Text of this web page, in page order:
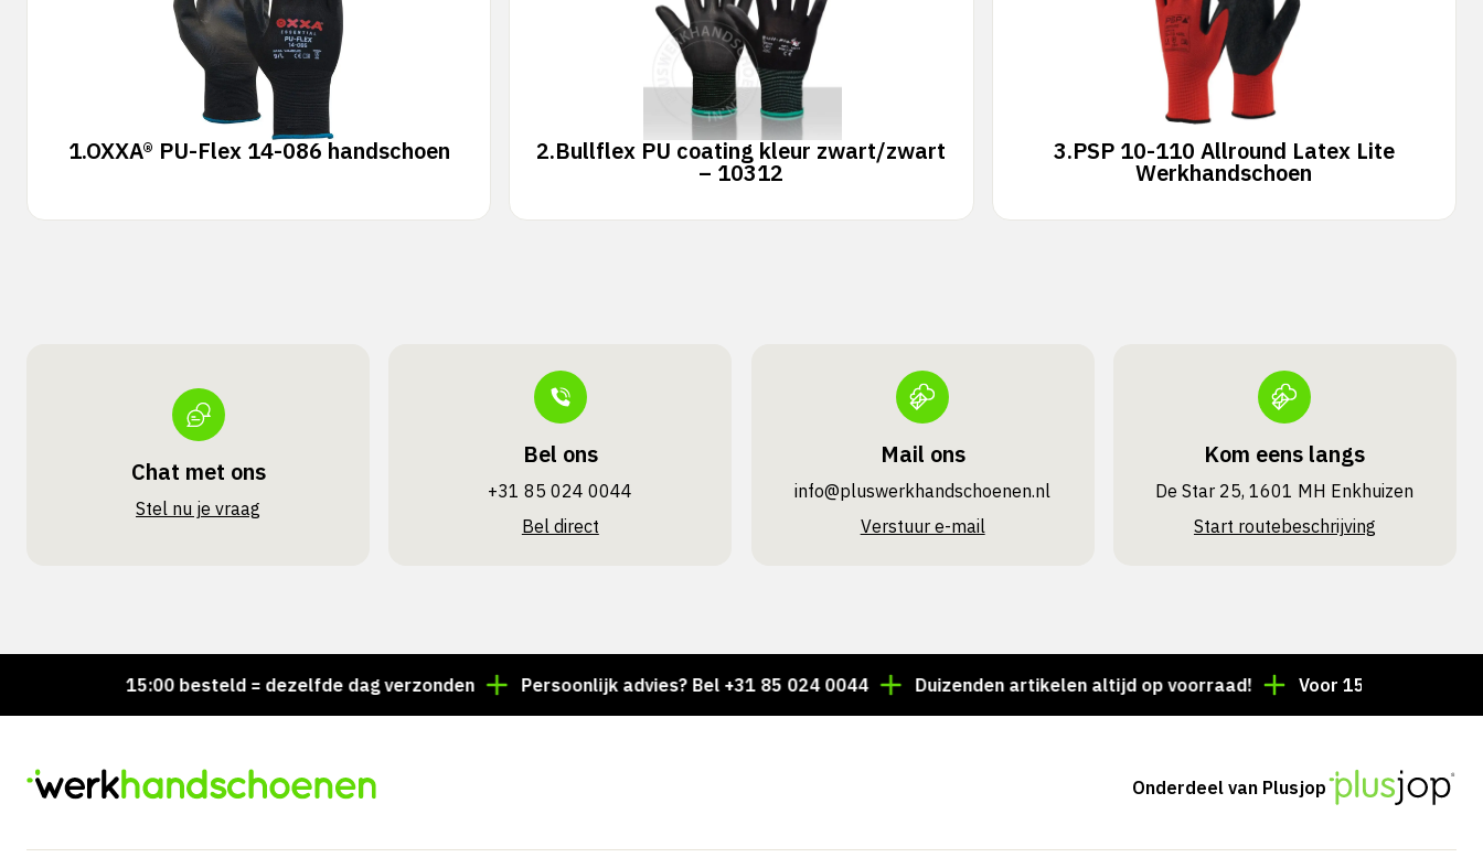
1.OXXA® PU-Flex 14-086 handschoen 2.Bullflex PU coating kleur zwart/zwart
– 10312
3.PSP 10-110 Allround Latex Lite
Werkhandschoen
Chat met ons
Stel nu je vraag
Bel ons
+31 85 024 0044
Bel direct
Mail ons
info@pluswerk­handschoenen.nl
Verstuur e-mail
Kom eens langs
De Star 25, 1601 MH Enkhuizen
Start routebeschrijving
Voor 15:00 besteld = dezelfde dag verzonden Persoonlijk advies? Bel +31 85 024 0044 Duizenden artikelen altijd op voorraad! Voor 15:00 besteld =
Onderdeel van Plusjop